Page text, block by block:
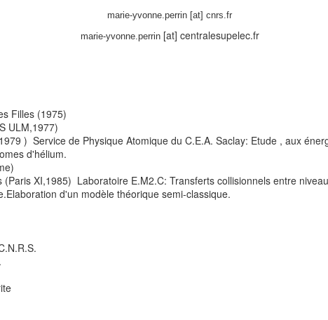
marie-yvonne.perrin [at] cnrs.fr
marie-yvonne.perrin[at] centralesupelec.fr
Filles (1975)
ULM,1977)
) Service de Physique Atomique du C.E.A. Saclay: Etude , aux
d'hélium.
XI,1985) Laboratoire E.M2.C: Transferts collisionnels entre
d'un modèle théorique semi-classique.